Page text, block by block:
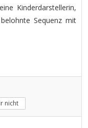
Kinderdarstellerin,
Sequenz mit
nicht